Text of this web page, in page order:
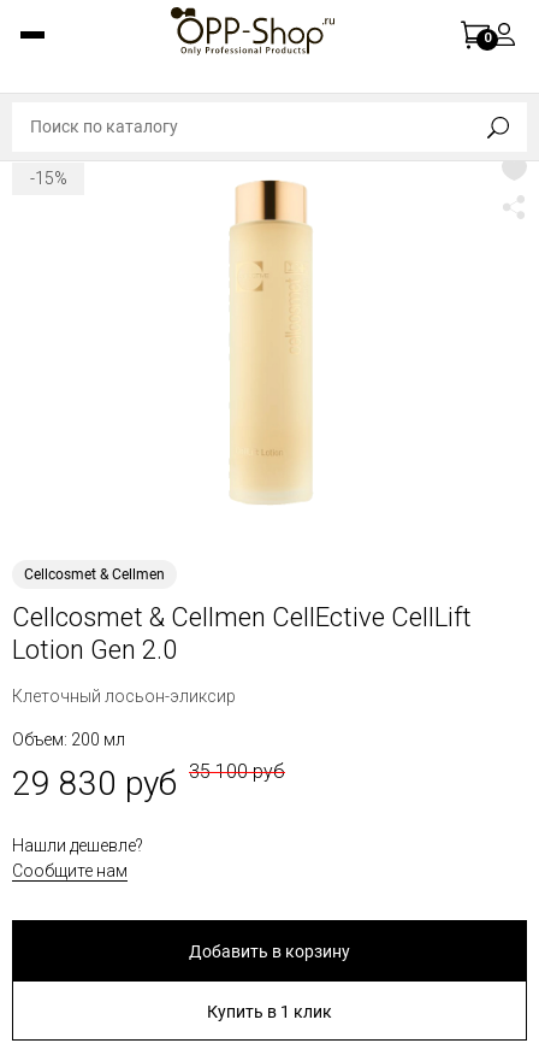
0
-15%
Cellcosmet & Cellmen
Cellcosmet & Cellmen CellEctive CellLift
Lotion Gen 2.0
Клеточный лосьон-эликсир
Объем: 200 мл
29 830 руб 35 100 руб
Нашли дешевле?
Сообщите нам
Добавить в корзину
Купить в 1 клик